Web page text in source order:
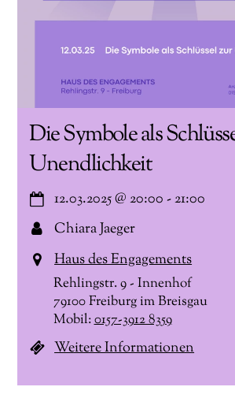
Die Symbole als
Unendlichkeit
12.03.2025@20:00 -21:00
Chiara Jaeger
Haus des Engagements
Rehlingstr. 9 - Innenhof
79100 Freiburg im Breisgau
Mobil:0157-3912 8359
Weitere Informationen